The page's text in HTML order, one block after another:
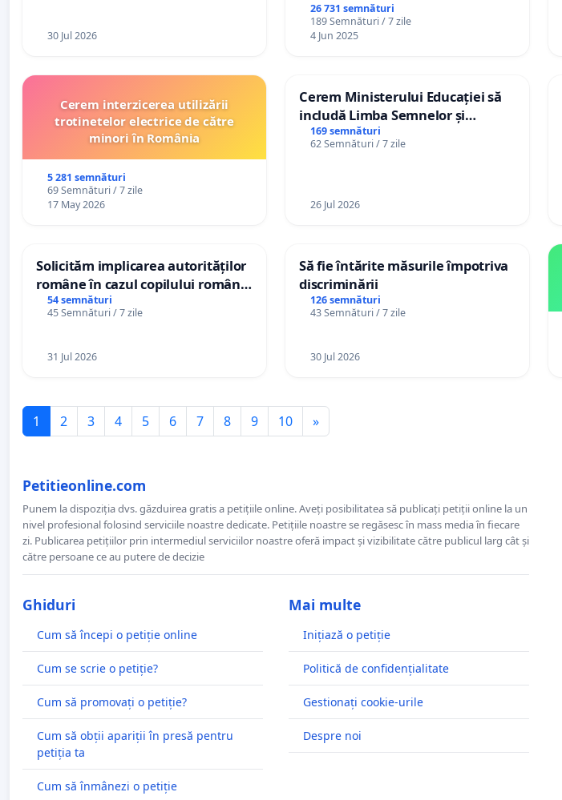
30 Jul 2026
26 731 semnături
189 Semnături / 7 zile
4 Jun 2025
Cerem interzicerea utilizării
trotinetelor electrice de către
minori în România
5 281 semnături
69 Semnături / 7 zile
17 May 2026
Cerem Ministerului Educației să
includă Limba Semnelor și
alfabetul Braille în școlile din
Republica Moldova!
169 semnături
62 Semnături / 7 zile
26 Jul 2026
Solicităm implicarea autorităților
române în cazul copilului român
Wiliam Kristian Gheorghe, aflat în
plasament în Danemarca de 12
54 semnături
45 Semnături / 7 zile
31 Jul 2026
Să fie întărite măsurile împotriva
discriminării
126 semnături
43 Semnături / 7 zile
30 Jul 2026
1 2 3 4 5 6 7 8 9 10 »
Petitieonline.com
Punem la dispoziția dvs. găzduirea gratis a petițiile online. Aveți posibilitatea să publicați petiții online la un
nivel profesional folosind serviciile noastre dedicate. Petițiile noastre se regăsesc în mass media în fiecare
zi. Publicarea petițiilor prin intermediul serviciilor noastre oferă impact și vizibilitate către publicul larg cât și
către persoane ce au putere de decizie
Ghiduri
Cum să începi o petiție online
Cum se scrie o petiție?
Cum să promovați o petiție?
Cum să obții apariții în presă pentru
petiția ta
Cum să înmânezi o petiție
Mai multe
Inițiază o petiție
Politică de confidențialitate
Gestionați cookie-urile
Despre noi